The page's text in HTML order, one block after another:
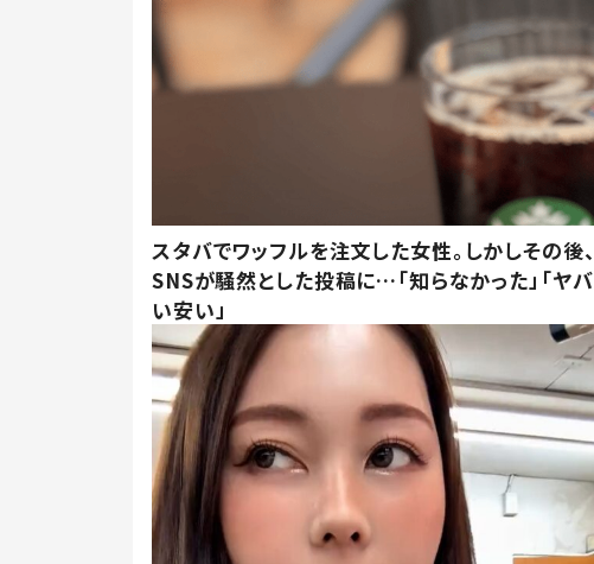
スタバでワッフルを注文した女性。しかしその後、
SNSが騒然とした投稿に…「知らなかった」「ヤバ
い安い」